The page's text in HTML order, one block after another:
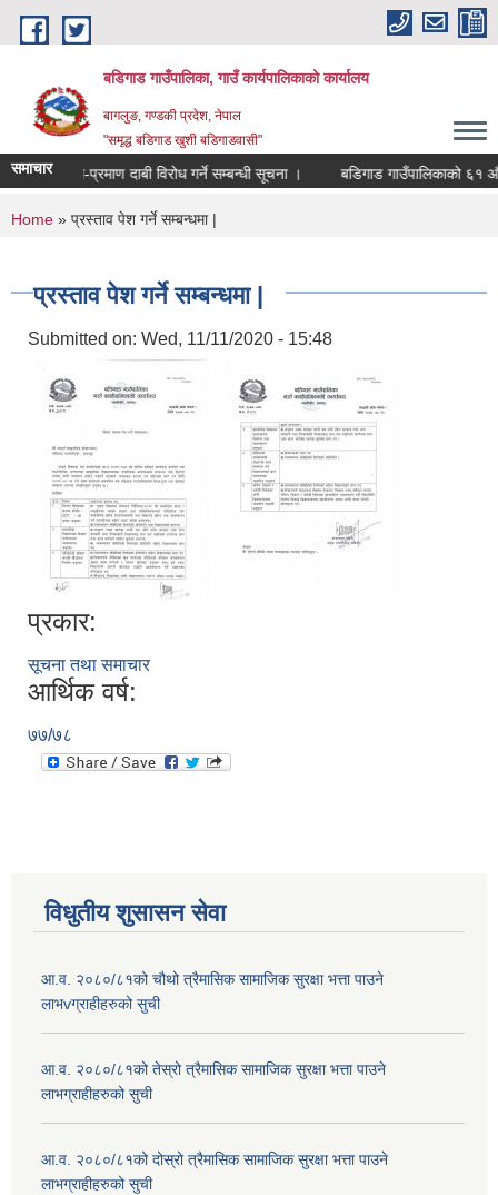
Skip to main content
बडिगाड गाउँपालिका, गाउँ कार्यपालिकाको कार्यालय
बागलुङ, गण्डकी प्रदेश, नेपाल
"समृद्ध बडिगाड खुशी बडिगाडवासी"
समाचार स-प्रमाण दाबी विरोध गर्ने सम्बन्धी सूचना । बडिगाड गाउँपालिकाको ६१
You are here
Home » प्रस्ताव पेश गर्ने सम्बन्धमा |
प्रस्ताव पेश गर्ने सम्बन्धमा |
Submitted on: Wed, 11/11/2020 - 15:48
प्रकार:
सूचना तथा समाचार
आर्थिक वर्ष:
७७/७८
विधुतीय शुसासन सेवा
आ.व. २०८०/८१को चौथो त्रैमासिक सामाजिक सुरक्षा भत्ता पाउने
लाभvग्राहीहरुको सुची
आ.व. २०८०/८१को तेस्रो त्रैमासिक सामाजिक सुरक्षा भत्ता पाउने
लाभग्राहीहरुको सुची
आ.व. २०८०/८१को दोस्रो त्रैमासिक सामाजिक सुरक्षा भत्ता पाउने
लाभग्राहीहरुको सुची